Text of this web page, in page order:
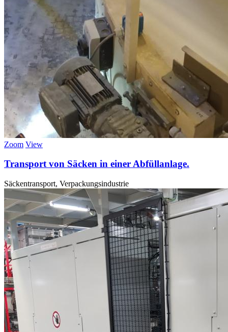
Zoom View
Transport von Säcken in einer Abfüllanlage.
Säckentransport, Verpackungsindustrie